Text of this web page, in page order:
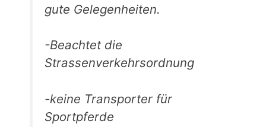
gute Gelegenheiten.
-Beachtet die
Strassenverkehrsordnung
-keine Transporter für
Sportpferde